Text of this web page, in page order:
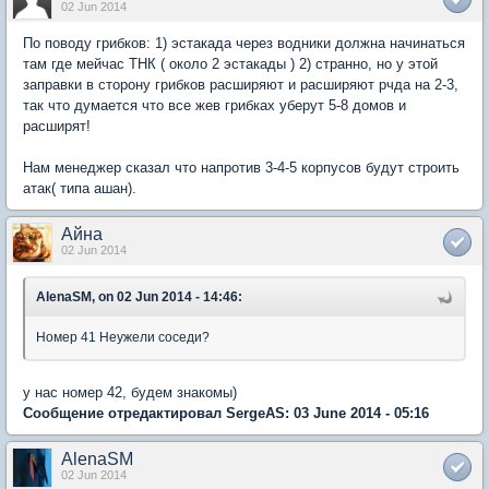
02 Jun 2014
По поводу грибков: 1) эстакада через водники должна начинаться
там где мейчас ТНК ( около 2 эстакады ) 2) странно, но у этой
заправки в сторону грибков расширяют и расширяют рчда на 2-3,
так что думается что все жев грибках уберут 5-8 домов и
расширят!
Нам менеджер сказал что напротив 3-4-5 корпусов будут строить
атак( типа ашан).
Айна
02 Jun 2014
AlenaSM, on 02 Jun 2014 - 14:46:
Номер 41 Неужели соседи?
у нас номер 42, будем знакомы)
Сообщение отредактировал SergeAS: 03 June 2014 - 05:16
AlenaSM
02 Jun 2014